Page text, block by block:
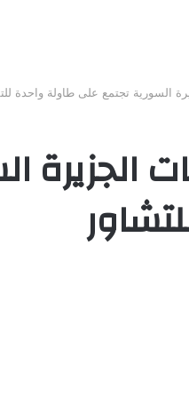
السورية تجتمع على طاولة واحدة
الجزيرة